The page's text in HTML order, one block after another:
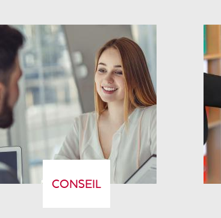
CONSEIL